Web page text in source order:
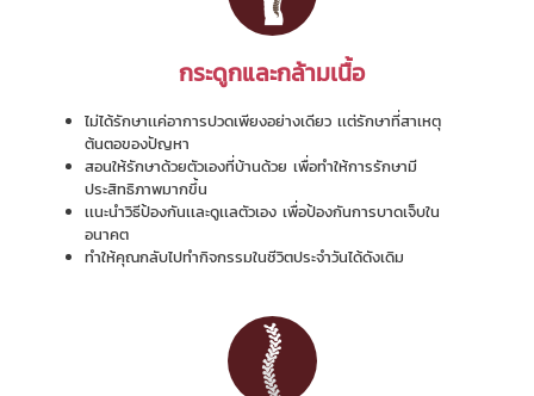
กระดูกและกล้ามเนื้อ
ไม่ได้รักษาเเค่อาการปวดเพียงอย่างเดียว เเต่รักษาที่สาเหตุ
ต้นตอของปัญหา
สอนให้รักษาด้วยตัวเองที่บ้านด้วย เพื่อทำให้การรักษามี
ประสิทธิภาพมากขึ้น
เเนะนำวิธีป้องกันเเละดูเเลตัวเอง เพื่อป้องกันการบาดเจ็บใน
อนาคต
ทำให้คุณกลับไปทำกิจกรรมในชีวิตประจำวันได้ดังเดิม